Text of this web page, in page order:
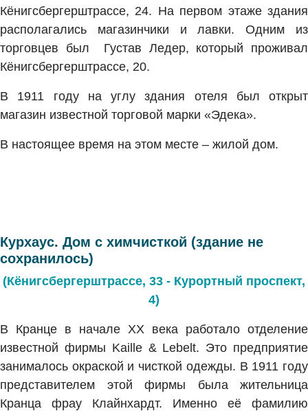
Кёнигсбергерштрассе, 24. На первом этаже здания
располагались магазинчики и лавки. Одним из
торговцев был Густав Ледер, который проживал
Кёнигсбергерштрассе, 20.
В 1911 году на углу здания отеля был открыт
магазин известной торговой марки «Эдека».
В настоящее время на этом месте – жилой дом.
Курхаус. Дом с химчисткой (здание не
сохранилось)
(Кёнигсбергерштрассе, 33 - Курортный проспект,
4)
В Кранце в начале XX века работало отделение
известной фирмы Kaille & Lebelt. Это предприятие
занималось окраской и чисткой одежды. В 1911 году
представителем этой фирмы была жительница
Кранца фрау Клайнхардт. Именно её фамилию